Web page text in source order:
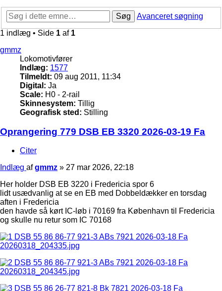
Søg
Avanceret søgning
1 indlæg • Side 1 af 1
gmmz
Lokomotivfører
Indlæg: 1577
Tilmeldt: 09 aug 2011, 11:34
Digital: Ja
Scale: H0 - 2-rail
Skinnesystem: Tillig
Geografisk sted: Stilling
Oprangering 779 DSB EB 3320 2026-03-19 Fa
Citer
Indlæg afgmmz » 27 mar 2026, 22:18
Her holder DSB EB 3220 i Fredericia spor 6
lidt usædvanlig at se en EB med Dobbeldækker en torsdag
aften i Fredericia
den havde så kørt IC-løb i 70169 fra København til Fredericia
og skulle nu retur som IC 70168